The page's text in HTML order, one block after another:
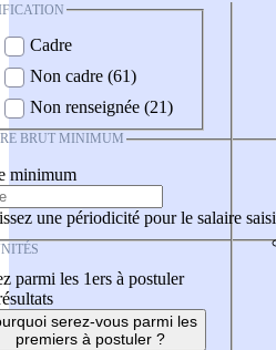
Cadre
Non cadre (61)
Non renseignée (21)
BRUT MINIMUM
minimum
une périodicité pour le salaire saisi
parmi les 1ers à postuler
serez-vous parmi les
premiers à postuler ?